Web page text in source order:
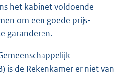
het kabinet voldoende
om een goede prijs-
garanderen.
is de Rekenkamer er niet van